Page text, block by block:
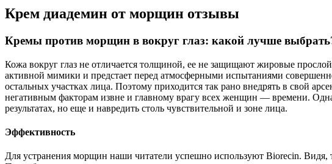
Крем диадемин от морщин отзывы
Кремы против морщин в вокруг глаз: какой лучше
Кожа вокруг глаз не отличается толщиной, ее не защищают жировые
активной мимики и предстает перед атмосферными испытаниями
остальных участках лица. Поэтому приходится так рано внедрять в свой
негативным факторам извне и главному врагу всех женщин — времени.
результатах, но еще и навредить столь чувствительной и зоне лица.
Эффективность
Для устранения морщин наши читатели успешно используют Biorecin.